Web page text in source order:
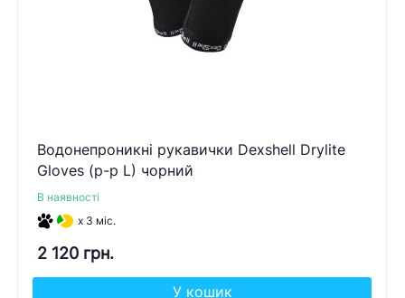
Водонепроникні рукавички Dexshell Drylite
Gloves (р-р L) чорний
В наявності
x 3 міс.
2 120 грн.
У кошик